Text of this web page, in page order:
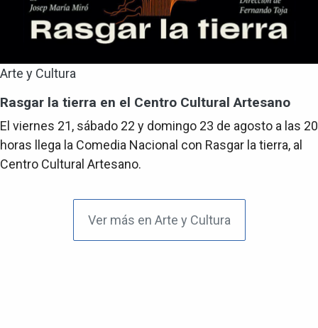
Arte y Cultura
Rasgar la tierra en el Centro Cultural Artesano
El viernes 21, sábado 22 y domingo 23 de agosto a las 20
horas llega la Comedia Nacional con Rasgar la tierra, al
Centro Cultural Artesano.
Ver más en Arte y Cultura